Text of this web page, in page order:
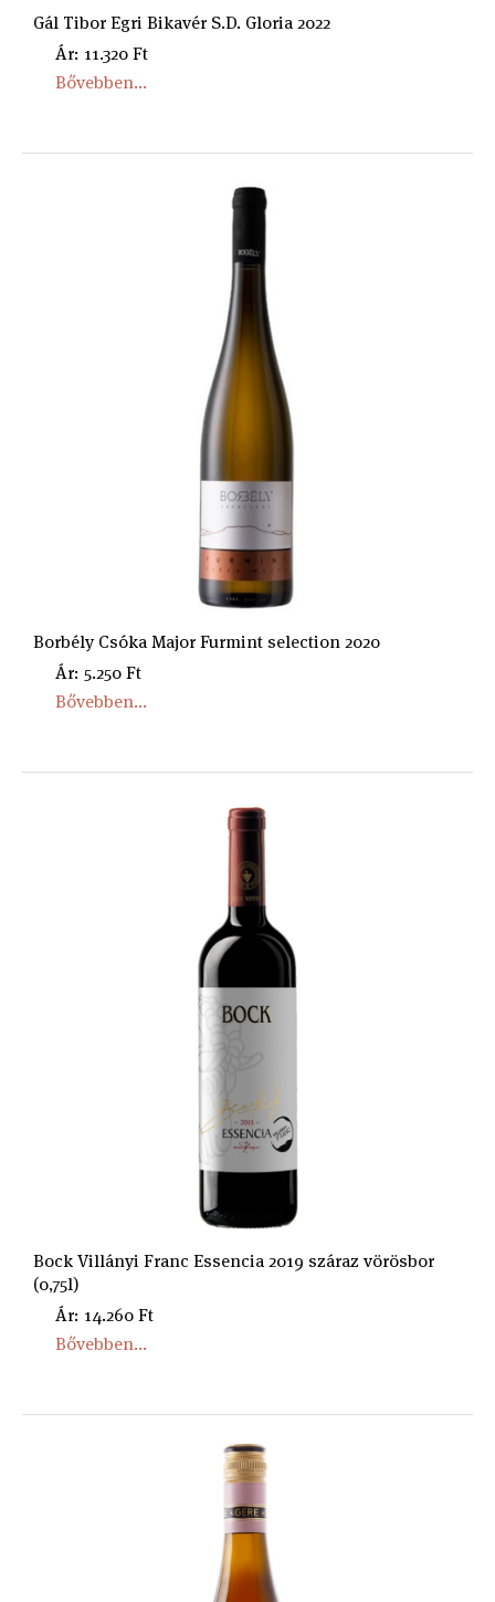
Gál Tibor Egri Bikavér S.D. Gloria 2022
Ár: 11.320 Ft
Bővebben...
Borbély Csóka Major Furmint selection 2020
Ár: 5.250 Ft
Bővebben...
Bock Villányi Franc Essencia 2019 száraz vörösbor
(0,75l)
Ár: 14.260 Ft
Bővebben...